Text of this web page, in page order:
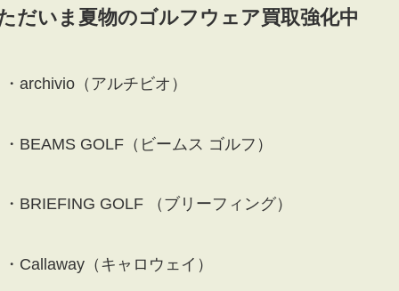
だいま夏物のゴルフウェア買取強化中
・archivio（アルチビオ）
・BEAMS GOLF（ビームス ゴルフ）
・BRIEFING GOLF （ブリーフィング）
・Callaway（キャロウェイ）